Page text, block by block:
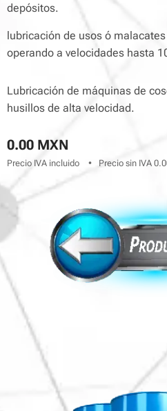
depósitos.
lubricación de usos ó
operando a velocidades hasta
Lubricación de máquinas de
husillos de alta velocidad.
0.00 MXN
Precio IVA incluido Precio sin IVA